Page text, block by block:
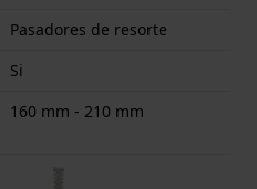
Pasadores de resorte
Si
160 mm - 210 mm